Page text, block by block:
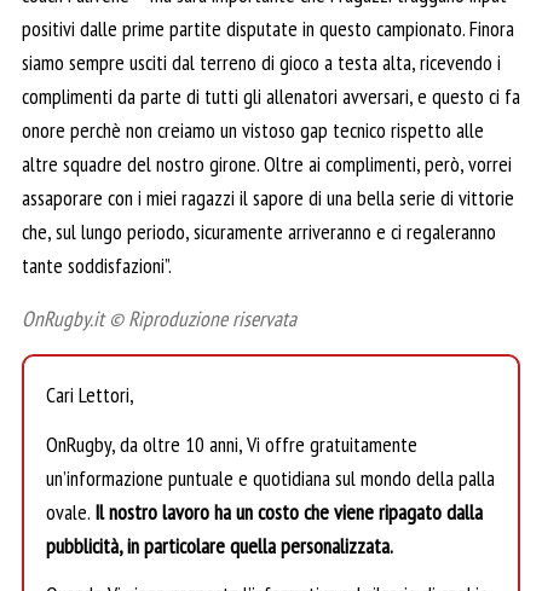
positivi dalle prime partite disputate in questo campionato. Finora
siamo sempre usciti dal terreno di gioco a testa alta, ricevendo i
complimenti da parte di tutti gli allenatori avversari, e questo ci fa
onore perchè non creiamo un vistoso gap tecnico rispetto alle
altre squadre del nostro girone. Oltre ai complimenti, però, vorrei
assaporare con i miei ragazzi il sapore di una bella serie di vittorie
che, sul lungo periodo, sicuramente arriveranno e ci regaleranno
tante soddisfazioni”.
OnRugby.it © Riproduzione riservata
Cari Lettori,
OnRugby, da oltre 10 anni, Vi offre gratuitamente
un’informazione puntuale e quotidiana sul mondo della palla
ovale. Il nostro lavoro ha un costo che viene ripagato dalla
pubblicità, in particolare quella personalizzata.